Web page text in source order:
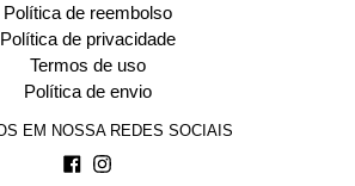
Política de reembolso
Política de privacidade
Termos de uso
Política de envio
EM NOSSA REDES SOCIAIS
Facebook
Instagram